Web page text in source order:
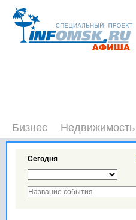
Бизнес Недвижимость
Сегодня